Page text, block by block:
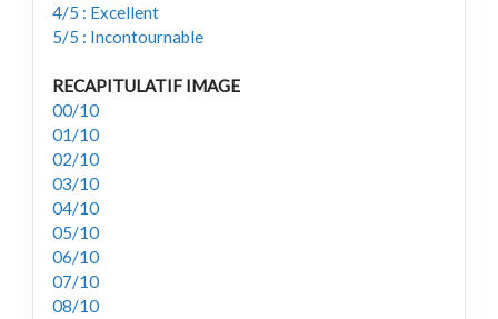
4/5 : Excellent
5/5 : Incontournable
RECAPITULATIF IMAGE
00/10
01/10
02/10
03/10
04/10
05/10
06/10
07/10
08/10